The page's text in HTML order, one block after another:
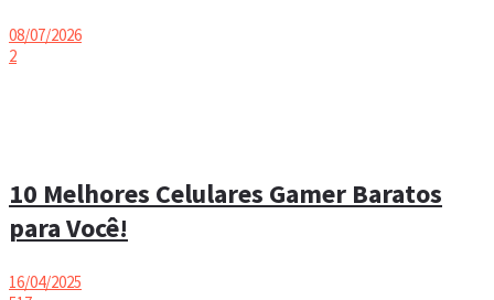
08/07/2026
2
10 Melhores Celulares Gamer Baratos
para Você!
16/04/2025